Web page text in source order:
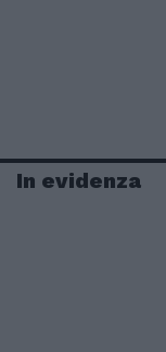
In evidenza